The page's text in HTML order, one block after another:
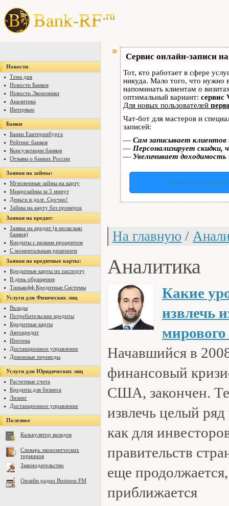
Новости
Тема дня
Новости Банков
Новости Экономики
Аналитика
Интервью
Банки
Банки Екатеринбурга
Рейтинг банков
Консультации банков
Отзывы о банках России
Заявки на займы:
Мгновенные займы на карту
Микрозаймы за 5 минут
Деньги в долг. Срочно!
Займы на карту без проверок
Заявки на кредит:
Заявка на кредит (в несколько
банков)
Кпедиты с низким процентом
С моментальным решением
Заявки на кредитные карты:
Кредитные карты по паспорту
В день обращения
Тинькофф Кредитные Системы
Услуги для Физических лиц
Вклады
Потребительские кредиты
Кредитные карты
Автокредит
Ипотека
Дистанционное управление
Денежные переводы
Услуги для Юридических лиц
Расчетные счета
Кредиты для бизнеса
Лизинг
Дистанционное управление
Полезное
Калькулятор вкладов
Словарь экономических
терминов
Законодательство
Онлайн радио Business FM
Сервис онлайн-записи
Тот, кто работает в сфере
никуда. Мало того, что нужно
напоминать клиентам о
оптимальный вариант: сервис
Для новых пользователей
Чат-бот для мастеров и
записей:
— Сам записывает
— Персонализирует скидки,
— Увеличивает
Начать
На главную /
Аналитика
Какие
извлечь
Начавшийся в
финансовый
США, закончен.
извлечь целый
как для
правительств
еще
приближается